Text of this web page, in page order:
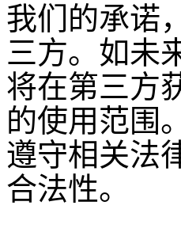
我们的承诺
三方。如未
将在第三方
的使用范围
遵守相关法
合法性。